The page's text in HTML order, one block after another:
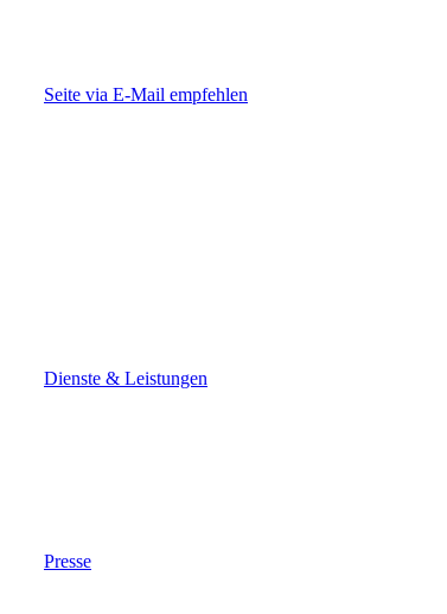
Seite via E-Mail empfehlen
Dienste & Leistungen
Presse